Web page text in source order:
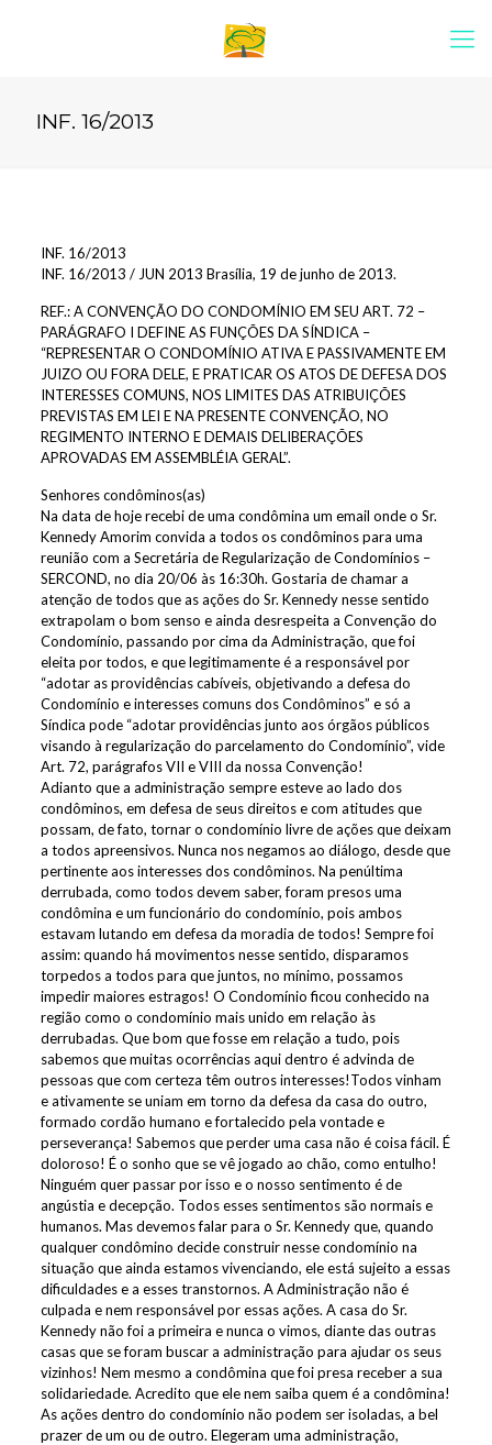
INF. 16/2013
INF. 16/2013
INF. 16/2013 / JUN 2013 Brasília, 19 de junho de 2013.
REF.: A CONVENÇÃO DO CONDOMÍNIO EM SEU ART. 72 –
PARÁGRAFO I DEFINE AS FUNÇÕES DA SÍNDICA –
“REPRESENTAR O CONDOMÍNIO ATIVA E PASSIVAMENTE EM
JUIZO OU FORA DELE, E PRATICAR OS ATOS DE DEFESA DOS
INTERESSES COMUNS, NOS LIMITES DAS ATRIBUIÇÕES
PREVISTAS EM LEI E NA PRESENTE CONVENÇÃO, NO
REGIMENTO INTERNO E DEMAIS DELIBERAÇÕES
APROVADAS EM ASSEMBLÉIA GERAL”.
Senhores condôminos(as)
Na data de hoje recebi de uma condômina um email onde o Sr.
Kennedy Amorim convida a todos os condôminos para uma
reunião com a Secretária de Regularização de Condomínios –
SERCOND, no dia 20/06 às 16:30h. Gostaria de chamar a
atenção de todos que as ações do Sr. Kennedy nesse sentido
extrapolam o bom senso e ainda desrespeita a Convenção do
Condomínio, passando por cima da Administração, que foi
eleita por todos, e que legitimamente é a responsável por
“adotar as providências cabíveis, objetivando a defesa do
Condomínio e interesses comuns dos Condôminos” e só a
Síndica pode “adotar providências junto aos órgãos públicos
visando à regularização do parcelamento do Condomínio”, vide
Art. 72, parágrafos VII e VIII da nossa Convenção!
Adianto que a administração sempre esteve ao lado dos
condôminos, em defesa de seus direitos e com atitudes que
possam, de fato, tornar o condomínio livre de ações que deixam
a todos apreensivos. Nunca nos negamos ao diálogo, desde que
pertinente aos interesses dos condôminos. Na penúltima
derrubada, como todos devem saber, foram presos uma
condômina e um funcionário do condomínio, pois ambos
estavam lutando em defesa da moradia de todos! Sempre foi
assim: quando há movimentos nesse sentido, disparamos
torpedos a todos para que juntos, no mínimo, possamos
impedir maiores estragos! O Condomínio ficou conhecido na
região como o condomínio mais unido em relação às
derrubadas. Que bom que fosse em relação a tudo, pois
sabemos que muitas ocorrências aqui dentro é advinda de
pessoas que com certeza têm outros interesses!Todos vinham
e ativamente se uniam em torno da defesa da casa do outro,
formado cordão humano e fortalecido pela vontade e
perseverança! Sabemos que perder uma casa não é coisa fácil. É
doloroso! É o sonho que se vê jogado ao chão, como entulho!
Ninguém quer passar por isso e o nosso sentimento é de
angústia e decepção. Todos esses sentimentos são normais e
humanos. Mas devemos falar para o Sr. Kennedy que, quando
qualquer condômino decide construir nesse condomínio na
situação que ainda estamos vivenciando, ele está sujeito a essas
dificuldades e a esses transtornos. A Administração não é
culpada e nem responsável por essas ações. A casa do Sr.
Kennedy não foi a primeira e nunca o vimos, diante das outras
casas que se foram buscar a administração para ajudar os seus
vizinhos! Nem mesmo a condômina que foi presa receber a sua
solidariedade. Acredito que ele nem saiba quem é a condômina!
As ações dentro do condomínio não podem ser isoladas, a bel
prazer de um ou de outro. Elegeram uma administração,